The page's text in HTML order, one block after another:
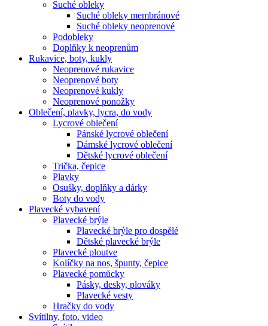
Suché obleky
Suché obleky membránové
Suché obleky neoprenové
Podobleky
Doplňky k neoprenům
Rukavice, boty, kukly
Neoprenové rukavice
Neoprenové boty
Neoprenové kukly
Neoprenové ponožky
Oblečení, plavky, lycra, do vody
Lycrové oblečení
Pánské lycrové oblečení
Dámské lycrové oblečení
Dětské lycrové oblečení
Trička, čepice
Plavky
Osušky, doplňky a dárky
Boty do vody
Plavecké vybavení
Plavecké brýle
Plavecké brýle pro dospělé
Dětské plavecké brýle
Plavecké ploutve
Kolíčky na nos, špunty, čepice
Plavecké pomůcky
Pásky, desky, plováky
Plavecké vesty
Hračky do vody
Svítilny, foto, video